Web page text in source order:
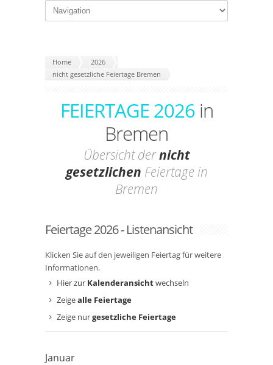
Home
2026
nicht gesetzliche Feiertage Bremen
FEIERTAGE 2026in
Bremen
Übersicht dernicht
gesetzlichen Feiertage in
Bremen
Feiertage 2026 - Listenansicht
Klicken Sie auf den jeweiligen Feiertag für weitere
Informationen.
Hier zur Kalenderansichtwechseln
Zeigealle Feiertage
Zeige nurgesetzliche Feiertage
Januar